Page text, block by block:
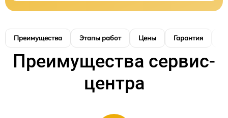
Преимущества Этапы работ Цены Гарантия
Преимущества сервис-
центра